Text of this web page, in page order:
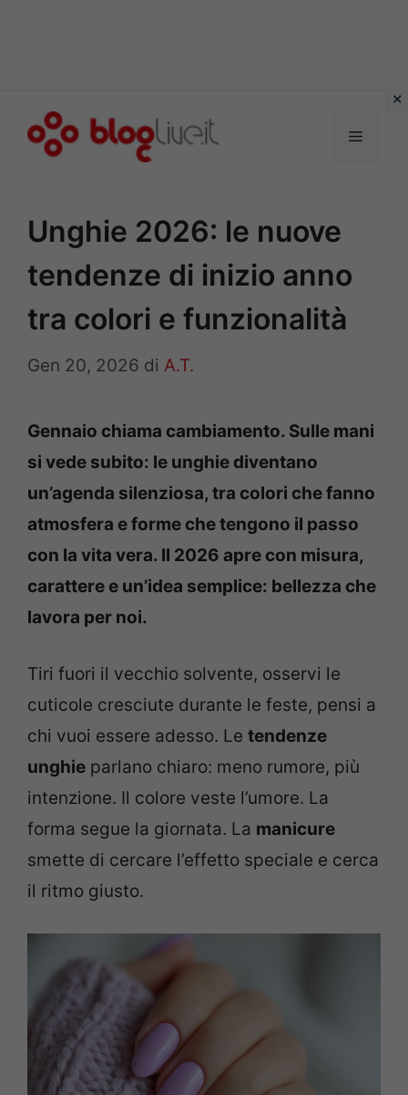
Menu
Unghie 2026: le nuove
tendenze di inizio anno
tra colori e funzionalità
Gen 20, 2026 di A.T.
Gennaio chiama cambiamento. Sulle mani
si vede subito: le unghie diventano
un’agenda silenziosa, tra colori che fanno
atmosfera e forme che tengono il passo
con la vita vera. Il 2026 apre con misura,
carattere e un’idea semplice: bellezza che
lavora per noi.
Tiri fuori il vecchio solvente, osservi le
cuticole cresciute durante le feste, pensi a
chi vuoi essere adesso. Le tendenze
unghie parlano chiaro: meno rumore, più
intenzione. Il colore veste l’umore. La
forma segue la giornata. La manicure
smette di cercare l’effetto speciale e cerca
il ritmo giusto.